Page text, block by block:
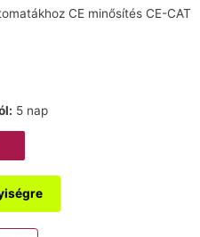
CE minősítés CE-CAT
5 nap